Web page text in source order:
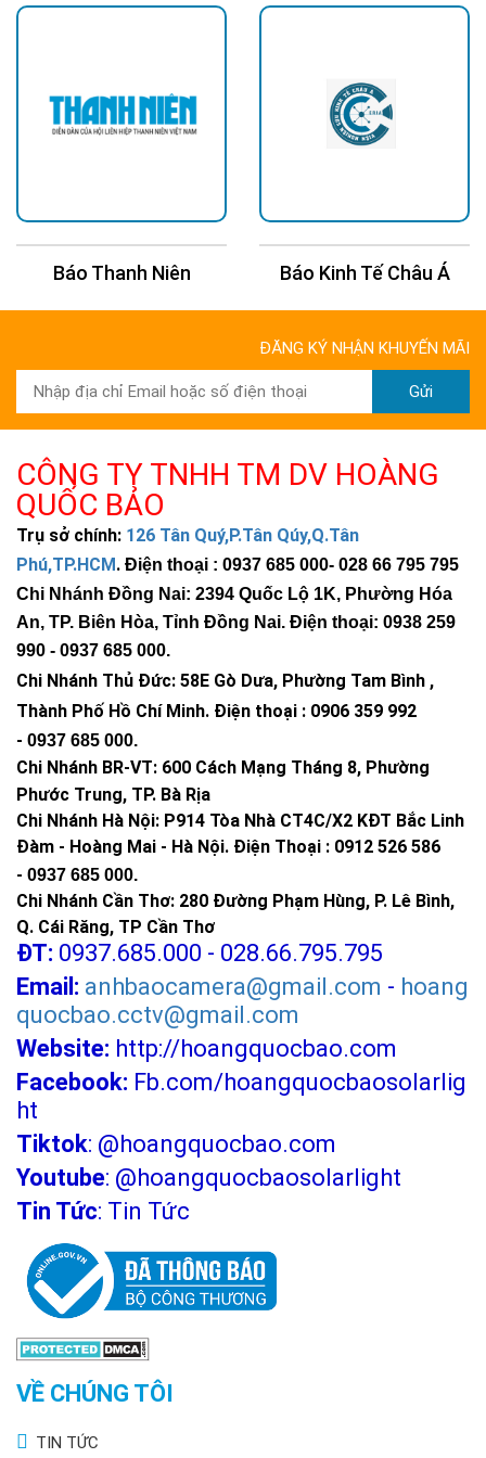
Chiếu sáng liên tục hơn 12 giờ, sạc 5–8 giờ là đủ
năng lượng mặt trời 60W Solar 8860là khả năng
chiếu sáng lâu. Chỉ cần sạc khoảng 5–8 giờ dưới ánh
nắng mặt trời, đèn có thể hoạt động hơn 12 giờ trong
Điều này rất hữu ích với các khu vực cần chiếu sáng xuyên đêm
như cổng nhà, sân vườn, hẻm nhỏ, lối đi, nhà kho hoặc bãi đỗ
xe. Người dùng không cần lo lắng về chi phí điện hằng tháng,
Chống nước IP67, hoạt động tốt trong mưa lớn
Đèn được thiết kế theo tiêu chuẩn IP67 chống nước, phù hợp
để lắp đặt ngoài trời. Chỉ số IP67 giúp đèn hạn chế hư hỏng khi
gặp mưa, bụi bẩn hoặc độ ẩm cao.
Với điều kiện khí hậu nóng ẩm, mưa nhiều như tại Việt Nam, lựa
chọn một mẫuđèn NLMT IP67 chống nướclà yếu tố rất
quan trọng. Nhờ khả năng chống nước tốt, Solar Light 8860 có
thể vận hành ổn định hơn trong mùa mưa, đặc biệt khi được
lắp đúng kỹ thuật và đặt tấm pin ở vị trí thông thoáng.
Điều khiển remote: tắt/mở, hẹn giờ, tăng giảm
độ sáng
Báo Thanh Niên Báo Kinh Tế Châu Á
ĐĂNG KÝ NHẬN KHUYẾN MÃI
Gửi
CÔNG TY TNHH TM DV HOÀNG
QUỐC BẢO
Trụ sở chính: 126 Tân Quý,P.Tân Qúy,Q.Tân
Phú,TP.HCM. Điện thoại : 0937 685 000- 028 66 795 795
Chi Nhánh Đồng Nai: 2394 Quốc Lộ 1K, Phường Hóa
An, TP. Biên Hòa, Tỉnh Đồng Nai. Điện thoại: 0938 259
990 - 0937 685 000.
Chi Nhánh Thủ Đức: 58E Gò Dưa, Phường Tam Bình ,
Thành Phố Hồ Chí Minh. Điện thoại : 0906 359 992
- 0937 685 000.
Chi Nhánh BR-VT: 600 Cách Mạng Tháng 8, Phường
Phước Trung, TP. Bà Rịa
Chi Nhánh Hà Nội: P914 Tòa Nhà CT4C/X2 KĐT Bắc Linh
Đàm - Hoàng Mai - Hà Nội. Điện Thoại : 0912 526 586
- 0937 685 000.
Chi Nhánh Cần Thơ: 280 Đường Phạm Hùng, P. Lê Bình,
Q. Cái Răng, TP Cần Thơ
ĐT: 0937.685.000 - 028.66.795.795
Email: anhbaocamera@gmail.com - hoang
quocbao.cctv@gmail.com
Website: http://hoangquocbao.com
Facebook: Fb.com/hoangquocbaosolarlig
ht
Tiktok: @hoangquocbao.com
Youtube: @hoangquocbaosolarlight
Tin Tức: Tin Tức
VỀ CHÚNG TÔI
TIN TỨC